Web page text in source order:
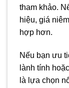
tham khảo.
hiệu, giá
hợp hơn.
Nếu bạn ưu
lành tính
là lựa chọn